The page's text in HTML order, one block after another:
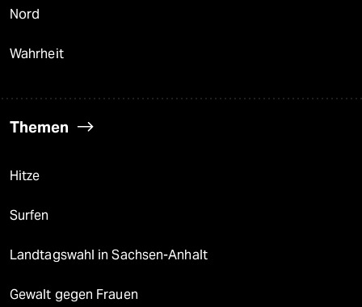
Nord
Wahrheit
Themen
Hitze
Surfen
Landtagswahl in Sachsen-Anhalt
Gewalt gegen Frauen